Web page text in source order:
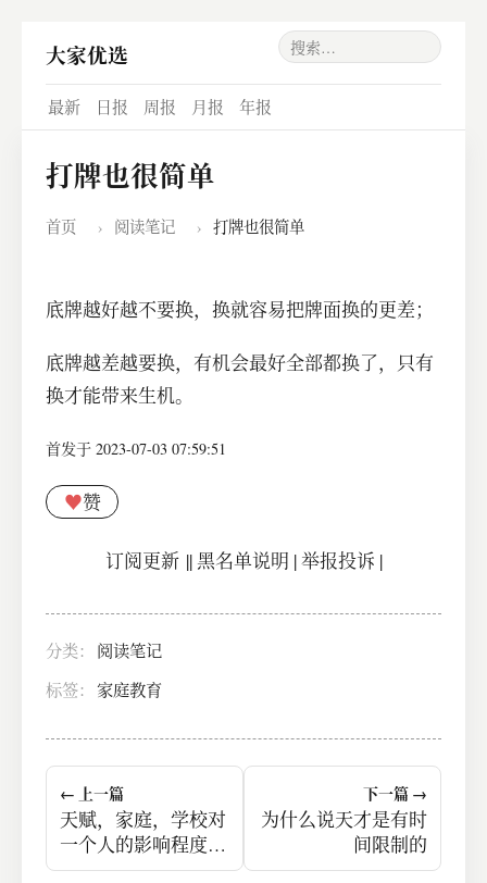
大家优选
最新 日报 周报 月报 年报
打牌也很简单
首页 › 阅读笔记 › 打牌也很简单
底牌越好越不要换，换就容易把牌面换的更差；
底牌越差越要换，有机会最好全部都换了，只有
换才能带来生机。
首发于 2023-07-03 07:59:51
♥赞
订阅更新||黑名单说明 |举报投诉 |
分类：
阅读笔记
标签： 家庭教育
← 上一篇
天赋，家庭，学校对
一个人的影响程度是
依次降低的
下一篇 →
为什么说天才是有时
间限制的